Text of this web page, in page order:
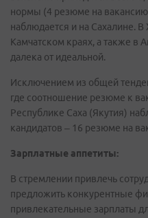
нормы (4 резюме на
наблюдается и на Сахалине.
Камчатском краях, а также в
далека от идеальной.
Исключением из общей
где соотношение резюме к
Республике Саха (Якутия)
кандидатов – 16 резюме на
Зарплатные аппетиты:
В стремлении привлечь
предложить конкурентные
привлекательные зарплаты